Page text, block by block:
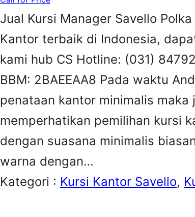
Jual Kursi Manager Savello
Kantor terbaik di Indonesia,
kami hub CS Hotline: (031)
BBM: 2BAEEAA8 Pada waktu
penataan kantor minimalis maka
memperhatikan pemilihan kursi
dengan suasana minimalis
warna dengan…
Kategori : Kursi Kantor Savello,